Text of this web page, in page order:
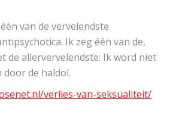
van de vervelendste
Ik zeg één van de,
de allervervelendste: Ik word niet
de haldol.
verlies-van-seksualiteit/